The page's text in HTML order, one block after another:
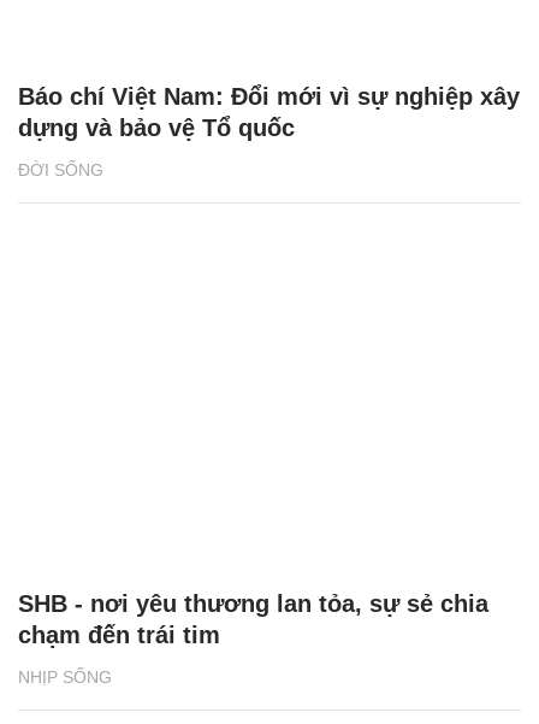
ĐỜI SỐNG
Báo chí Việt Nam: Đổi mới vì sự nghiệp xây
dựng và bảo vệ Tổ quốc
NHỊP SỐNG
SHB - nơi yêu thương lan tỏa, sự sẻ chia
chạm đến trái tim